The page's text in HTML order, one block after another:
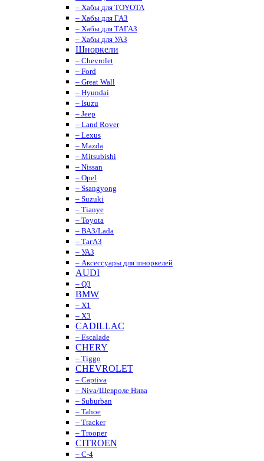
– Хабы для TOYOTA
– Хабы для ГАЗ
– Хабы для ТАГАЗ
– Хабы для УАЗ
Шноркели
– Chevrolet
– Ford
– Great Wall
– Hyundai
– Isuzu
– Jeep
– Land Rover
– Lexus
– Mazda
– Mitsubishi
– Nissan
– Opel
– Ssangyong
– Suzuki
– Tianye
– Toyota
– ВАЗ/Lada
– ТагАЗ
– УАЗ
– Аксессуары для шноркелей
AUDI
– Q3
BMW
– X1
– X3
CADILLAC
– Escalade
CHERY
– Tiggo
CHEVROLET
– Captiva
– Niva/Шевроле Нива
– Suburban
– Tahoe
– Tracker
– Trooper
CITROEN
– C-4